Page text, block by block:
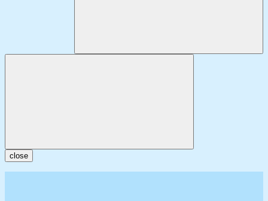
close